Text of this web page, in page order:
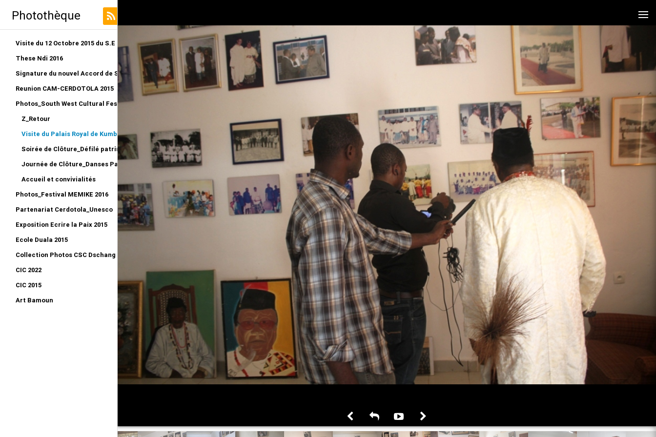
Photothèque
Visite du 12 Octobre 2015 du S.E au LRO
These Ndi 2016
Signature du nouvel Accord de Siège CERDOTOLA
Reunion CAM-CERDOTOLA 2015
Photos_South West Cultural Festival_Kumba 2015
Z_Retour
Visite du Palais Royal de Kumba_Reportage
Soirée de Clôture_Défilé patriminial et remise des Prix
Journée de Clôture_Danses Patrimoniales
Accueil et convivialités
Photos_Festival MEMIKE 2016
Partenariat Cerdotola_Unesco
Exposition Ecrire la Paix 2015
Ecole Duala 2015
Collection Photos CSC Dschang 2015
CIC 2022
CIC 2015
Art Bamoun